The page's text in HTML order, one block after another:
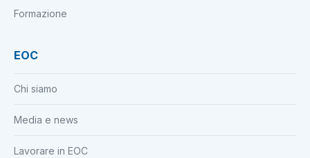
Formazione
EOC
Chi siamo
Media e news
Lavorare in EOC